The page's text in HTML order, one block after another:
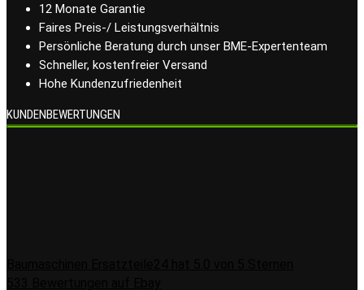
12 Monate Garantie
Faires Preis-/ Leistungsverhältnis
Persönliche Beratung durch unser BME-Expertenteam
Schneller, kostenfreier Versand
Hohe Kundenzufriedenheit
KUNDENBEWERTUNGEN